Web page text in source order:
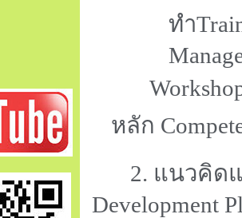
ทำ
หลัก
2. แนวคิด
Development